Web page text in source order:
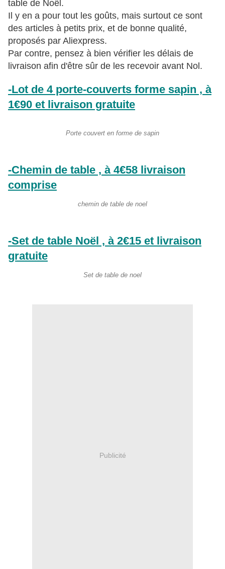
table de Noël.
Il y en a pour tout les goûts, mais surtout ce sont
des articles à petits prix, et de bonne qualité,
proposés par Aliexpress.
Par contre, pensez à bien vérifier les délais de
livraison afin d'être sûr de les recevoir avant Nol.
-Lot de 4 porte-couverts forme sapin , à
1€90 et livraison gratuite
Porte couvert en forme de sapin
-Chemin de table , à 4€58 livraison
comprise
chemin de table de noel
-Set de table Noël , à 2€15 et livraison
gratuite
Set de table de noel
Publicité